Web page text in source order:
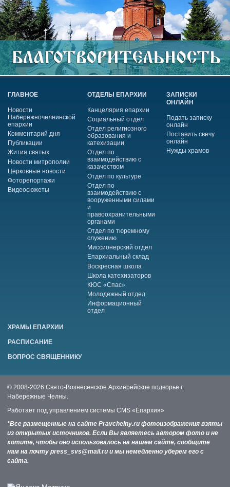
ГЛАВНОЕ
Новости
Набережночелнинской
епархии
Комментарий дня
Публикации
Жития святых
Новости митрополии
Церковные новости
Фоторепортажи
Видеосюжеты
ОТДЕЛЫ ЕПАРХИИ
Канцелярия епархии
Социальный отдел
Отдел религиозного
образования и
катехизации
Отдел по
взаимодействию с
казачеством
Отдел по культуре
Отдел по
взаимодействию с
вооруженными силами
и
правоохранительными
органами
Отдел по тюремному
служению
Миссионерский отдел
Епархиальный склад
Воскресная школа
Школа катехизаторов
КЮС «Спас»
Молодежный отдел
Информационный
отдел
ЗАПИСКИ
ОНЛАЙН
Подать записку
онлайн
Поставить свечу
онлайн
Нужды храмов
ХРАМЫ ЕПАРХИИ
РАСПИСАНИЕ
ВОПРОС СВЯЩЕННИКУ
© 2008-2026 Свято-Вознесенское Архиерейское подворье г.
Набережные Челны.
Работает под управлением системы CMS «Епархия»
*Все размещенные на сайте Pravchelny.ru фотоизображения взяты
из открытых источников. Если Вы являетесь автором фото и не
хотите, чтобы оно использовалось на нашем сайте, сообщите
нам на почту press_svs@mail.ru и мы немедленно уберем его с
сайта.